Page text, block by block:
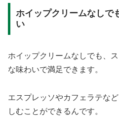
ホイップクリームなしで
い
ホイップクリームなしでも、
な味わいで満足できます。
エスプレッソやカフェラテな
しむことができるんです。